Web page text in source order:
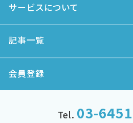
サービスについて
記事一覧
会員登録
Tel. 03-